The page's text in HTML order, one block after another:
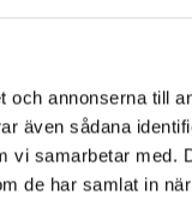
annonserna till
även sådana
vi samarbetar med.
de har samlat in